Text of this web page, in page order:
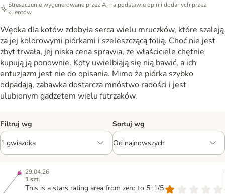
Streszczenie wygenerowane przez AI na podstawie opinii dodanych przez
klientów
Wędka dla kotów zdobyła serca wielu mruczków, które szaleją
za jej kolorowymi piórkami i szeleszczącą folią. Choć nie jest
zbyt trwała, jej niska cena sprawia, że właściciele chętnie
kupują ją ponownie. Koty uwielbiają się nią bawić, a ich
entuzjazm jest nie do opisania. Mimo że piórka szybko
odpadają, zabawka dostarcza mnóstwo radości i jest
ulubionym gadżetem wielu futrzaków.
Filtruj wg Sortuj wg
29.04.26
1 szt.
This is a stars rating area from zero to 5: 1/5